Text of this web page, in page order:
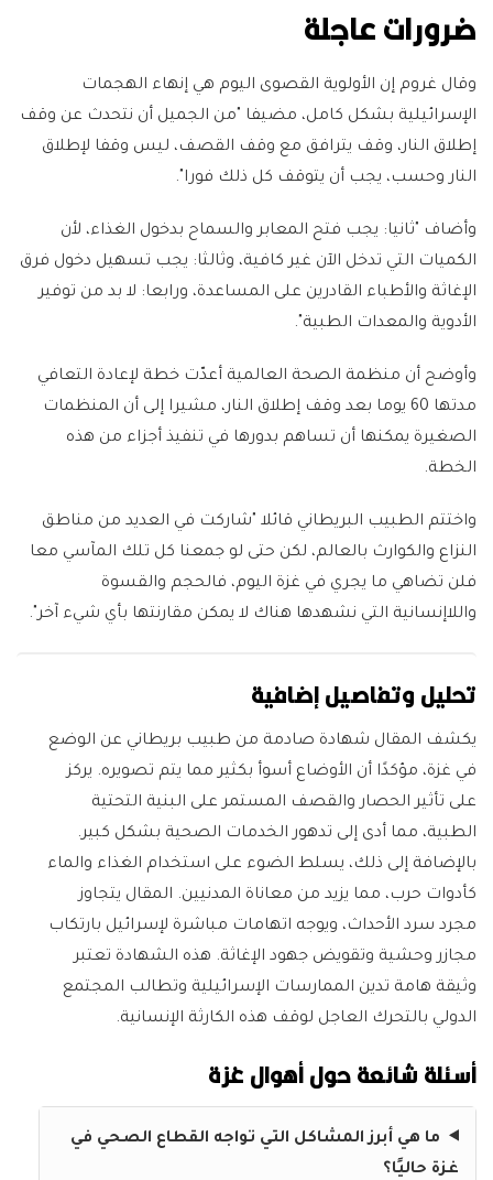
ضرورات عاجلة
وقال غروم إن الأولوية القصوى اليوم هي إنهاء الهجمات
الإسرائيلية بشكل كامل، مضيفا "من الجميل أن نتحدث عن وقف
إطلاق النار، وقف يترافق مع وقف القصف، ليس وقفا لإطلاق
النار وحسب، يجب أن يتوقف كل ذلك فورا".
وأضاف "ثانيا: يجب فتح المعابر والسماح بدخول الغذاء، لأن
الكميات التي تدخل الآن غير كافية، وثالثا: يجب تسهيل دخول فرق
الإغاثة والأطباء القادرين على المساعدة، ورابعا: لا بد من توفير
الأدوية والمعدات الطبية".
وأوضح أن منظمة الصحة العالمية أعدّت خطة لإعادة التعافي
مدتها 60 يوما بعد وقف إطلاق النار، مشيرا إلى أن المنظمات
الصغيرة يمكنها أن تساهم بدورها في تنفيذ أجزاء من هذه
الخطة.
واختتم الطبيب البريطاني قائلا "شاركت في العديد من مناطق
النزاع والكوارث بالعالم، لكن حتى لو جمعنا كل تلك المآسي معا
فلن تضاهي ما يجري في غزة اليوم، فالحجم والقسوة
واللاإنسانية التي نشهدها هناك لا يمكن مقارنتها بأي شيء آخر".
تحليل وتفاصيل إضافية
يكشف المقال شهادة صادمة من طبيب بريطاني عن الوضع
في غزة، مؤكدًا أن الأوضاع أسوأ بكثير مما يتم تصويره. يركز
على تأثير الحصار والقصف المستمر على البنية التحتية
الطبية، مما أدى إلى تدهور الخدمات الصحية بشكل كبير.
بالإضافة إلى ذلك، يسلط الضوء على استخدام الغذاء والماء
كأدوات حرب، مما يزيد من معاناة المدنيين. المقال يتجاوز
مجرد سرد الأحداث، ويوجه اتهامات مباشرة لإسرائيل بارتكاب
مجازر وحشية وتقويض جهود الإغاثة. هذه الشهادة تعتبر
وثيقة هامة تدين الممارسات الإسرائيلية وتطالب المجتمع
الدولي بالتحرك العاجل لوقف هذه الكارثة الإنسانية.
أسئلة شائعة حول أهوال غزة
ما هي أبرز المشاكل التي تواجه القطاع الصحي في
غزة حاليًا؟